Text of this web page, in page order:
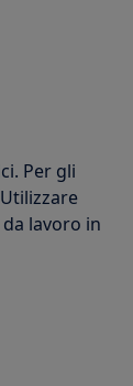
Per gli
lavoro in